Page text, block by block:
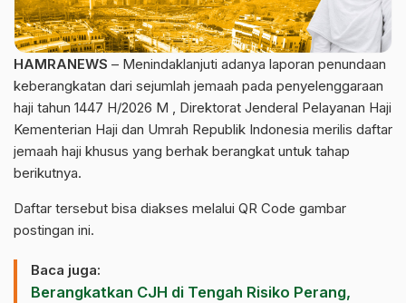
HAMRANEWS – Menindaklanjuti adanya laporan penundaan
keberangkatan dari sejumlah jemaah pada penyelenggaraan
haji tahun 1447 H/2026 M , Direktorat Jenderal Pelayanan Haji
Kementerian Haji dan Umrah Republik Indonesia merilis daftar
jemaah haji khusus yang berhak berangkat untuk tahap
berikutnya.
Daftar tersebut bisa diakses melalui QR Code gambar
postingan ini.
Baca juga:
Berangkatkan CJH di Tengah Risiko Perang,